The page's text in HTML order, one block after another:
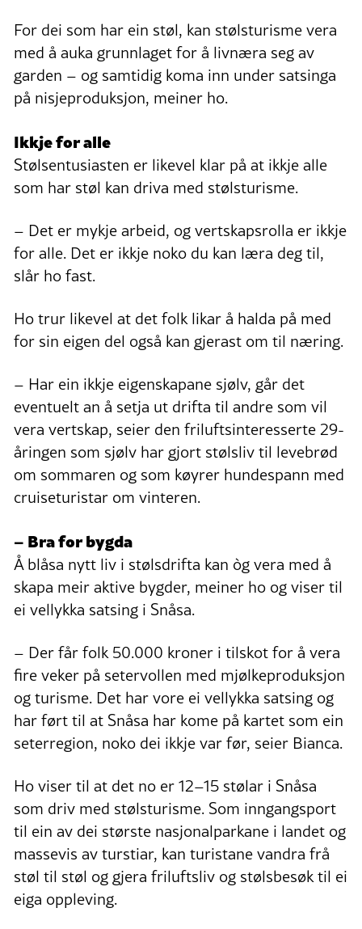
For dei som har ein støl, kan stølsturisme vera
med å auka grunnlaget for å livnæra seg av
garden – og samtidig koma inn under satsinga
på nisjeproduksjon, meiner ho.
Ikkje for alle
Stølsentusiasten er likevel klar på at ikkje alle
som har støl kan driva med stølsturisme.
– Det er mykje arbeid, og vertskapsrolla er ikkje
for alle. Det er ikkje noko du kan læra deg til,
slår ho fast.
Ho trur likevel at det folk likar å halda på med
for sin eigen del også kan gjerast om til næring.
– Har ein ikkje eigenskapane sjølv, går det
eventuelt an å setja ut drifta til andre som vil
vera vertskap, seier den friluftsinteresserte 29-
åringen som sjølv har gjort stølsliv til levebrød
om sommaren og som køyrer hundespann med
cruiseturistar om vinteren.
– Bra for bygda
Å blåsa nytt liv i stølsdrifta kan òg vera med å
skapa meir aktive bygder, meiner ho og viser til
ei vellykka satsing i Snåsa.
– Der får folk 50.000 kroner i tilskot for å vera
fire veker på setervollen med mjølkeproduksjon
og turisme. Det har vore ei vellykka satsing og
har ført til at Snåsa har kome på kartet som ein
seterregion, noko dei ikkje var før, seier Bianca.
Ho viser til at det no er 12–15 stølar i Snåsa
som driv med stølsturisme. Som inngangsport
til ein av dei største nasjonalparkane i landet og
massevis av turstiar, kan turistane vandra frå
støl til støl og gjera friluftsliv og stølsbesøk til ei
eiga oppleving.